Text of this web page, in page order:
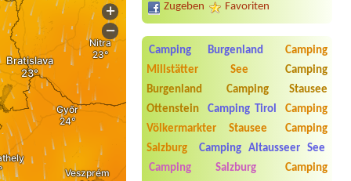
Zugeben Favoriten
Camping Burgenland
Camping
Millstätter See
Camping
Burgenland
Camping Stausee
Ottenstein
Camping Tirol
Camping
Völkermarkter Stausee
Camping
Salzburg
Camping Altausseer See
Camping Salzburg
Camping